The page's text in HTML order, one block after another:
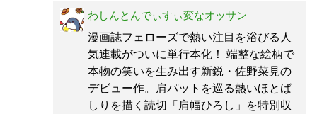
わしんとんでぃすぃ変なオッサン
漫画誌フェローズで熱い注目を浴びる人
気連載がついに単行本化！ 端整な絵柄で
本物の笑いを生み出す新鋭・佐野菜見の
デビュー作。肩パットを巡る熱いほとば
しりを描く読切「肩幅ひろし」を特別収